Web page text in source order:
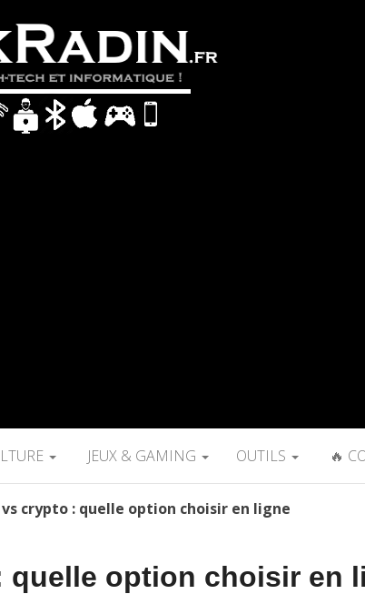
JEUX & GAMING OUTILS 🔥
crypto : quelle option choisir en ligne
quelle option choisir en